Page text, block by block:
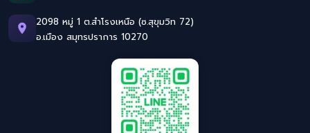
2098 หมู่ 1 ต.สำโรงเหนือ (ซ.สุขุมวิท 72)
อ.เมือง สมุทรปราการ 10270